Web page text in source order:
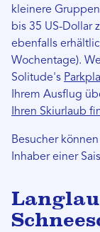
kleinere
bis 35 US-Dollar
ebenfalls
Wochentage).
Solitude's
Ihrem Ausflug
Ihren Skiurlaub
Besucher
Inhaber einer